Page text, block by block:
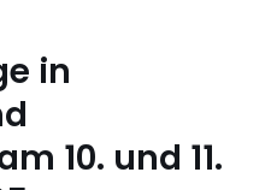
in
10. und 11.